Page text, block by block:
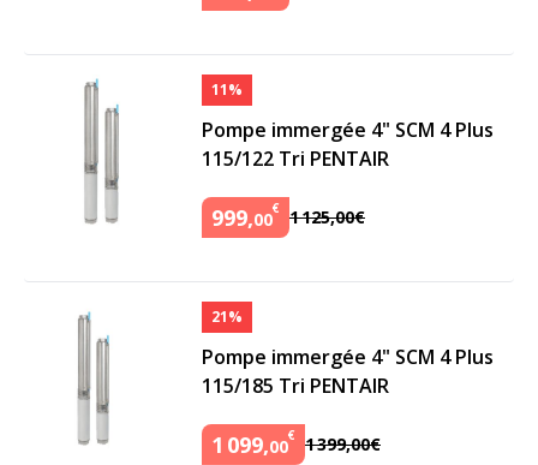
11%
Pompe immergée 4" SCM 4 Plus
115/122 Tri PENTAIR
999,00€ 1125,00€
21%
Pompe immergée 4" SCM 4 Plus
115/185 Tri PENTAIR
1 099,00€ 1399,00€